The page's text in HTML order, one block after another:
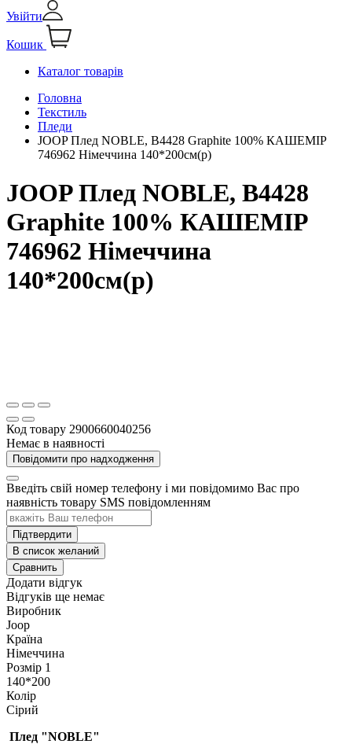
Увійти
Кошик
Каталог товарів
Головна
Текстиль
Пледи
JOOP Плед NOBLE, B4428 Graphite 100% КАШЕМІР
746962 Німеччина 140*200см(р)
JOOP Плед NOBLE, B4428
Graphite 100% КАШЕМІР
746962 Німеччина
140*200см(р)
Код товару 2900660040256
Немає в наявності
Повідомити про надходження
Введіть свій номер телефону і ми повідомимо Вас про
наявність товару SMS повідомленням
Підтвердити
В список желаний
Сравнить
Додати відгук
Відгуків ще немає
Виробник
Joop
Країна
Німеччина
Розмір 1
140*200
Колір
Сірий
Плед "NOBLE"